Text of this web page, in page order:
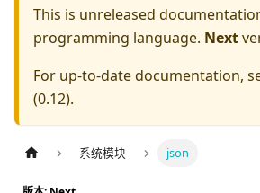
This is unreleased
programming language. Next
For up-to-date documentation,
(0.12).
系统模块 json